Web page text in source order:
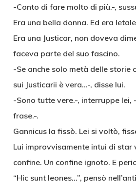
-Conto di fare molto di più.-,
Era una bella donna. Ed era
Era una Justicar, non doveva
faceva parte del suo fascino.
-Se anche solo metà delle storie
sui Justicarii è vera…-, disse lui.
-Sono tutte vere.-, interruppe lei,
frase.-.
Gannicus la fissò. Lei si voltò,
Lui improvvisamente intuì di star
confine. Un confine ignoto. E
“Hic sunt leones…”, pensò